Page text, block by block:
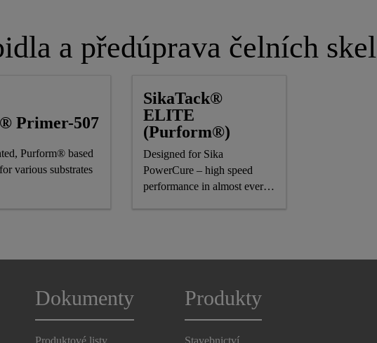
a předúprava čelních skel
Primer-507
Purform® based
various substrates
SikaTack®
ELITE
(Purform®)
Designed for Sika
PowerCure – high speed
performance in almost every
Dokumenty
Produktové listy
Produkty
Stavebnictví